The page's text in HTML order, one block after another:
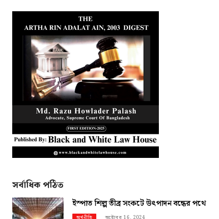
সর্বাধিক পঠিত
ইস্পাত শিল্প তীব্র সংকটে উৎপাদন বন্ধের পথে